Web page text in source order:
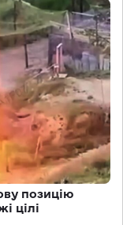
позицію
цілі